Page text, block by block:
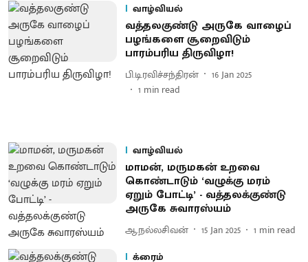
வாழ்வியல்
வத்தலகுண்டு அருகே வாழைப்
பழங்களை சூறைவிடும்
பாரம்பரிய திருவிழா!
பி.டி.ரவிச்சந்திரன்
16 Jan 2025
1 min read
வாழ்வியல்
மாமன், மருமகன் உறவை
கொண்டாடும் ‘வழுக்கு மரம்
ஏறும் போட்டி’ - வத்தலக்குண்டு
அருகே சுவாரஸ்யம்
ஆ.நல்லசிவன் 15 Jan 2025 1 min read
க்ரைம்